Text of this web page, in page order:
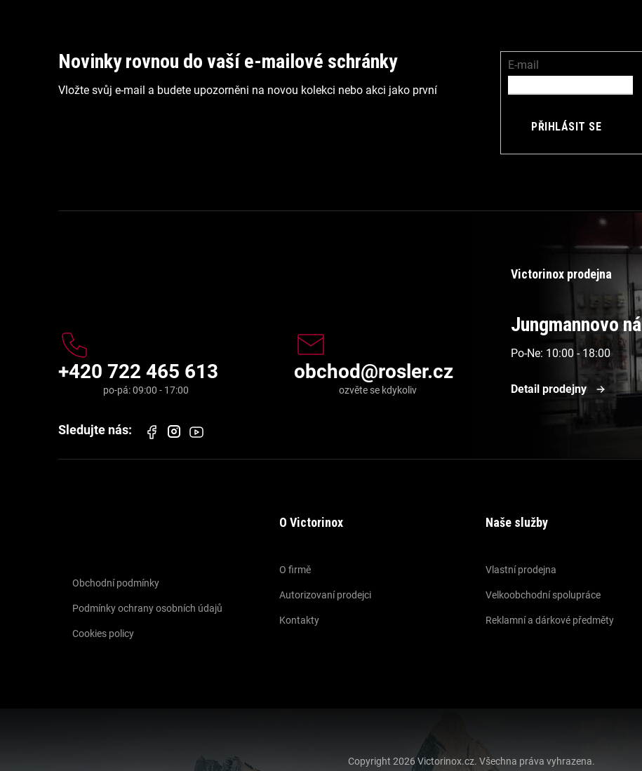
Novinky rovnou do vaší e-mailové schránky
Vložte svůj e-mail a budete upozorněni na novou kolekci nebo akci jako první
E-mail
PŘIHLÁSIT SE
obchod@rosler.cz
+420 722 465 613
Victorinox prodejna
Jungmannovo
Po-Ne: 10:00 - 18:00
Detail prodejny
Obchodní podmínky
Podmínky ochrany osobních údajů
Cookies policy
O Victorinox
O firmě
Autorizovaní prodejci
Kontakty
Naše služby
Vlastní prodejna
Velkoobchodní spolupráce
Reklamní a dárkové předměty
Copyright 2026Victorinox.cz. Všechna práva vyhrazena.